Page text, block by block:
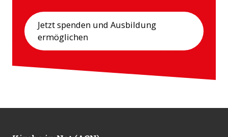
Jetzt spenden und Ausbildung
ermöglichen